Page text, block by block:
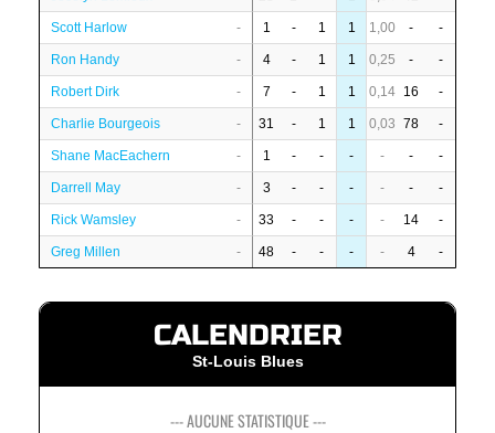
Scott Harlow - 1 - 1 1 1,00 - -
Ron Handy - 4 - 1 1 0,25 - -
Robert Dirk - 7 - 1 1 0,14 16 -
Charlie Bourgeois - 31 - 1 1 0,03 78 -
Shane MacEachern - 1 - - - - - -
Darrell May - 3 - - - - - -
Rick Wamsley - 33 - - - - 14 -
Greg Millen - 48 - - - - 4 -
CALENDRIER
St-Louis Blues
--- AUCUNE STATISTIQUE ---